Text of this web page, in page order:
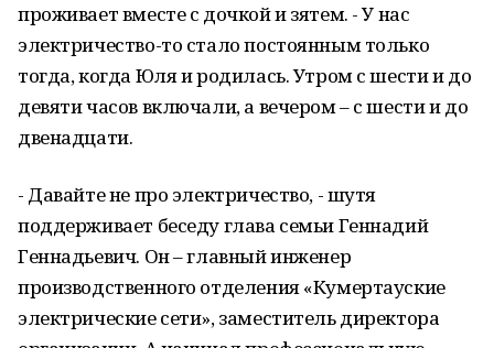
проживает вместе с дочкой и зятем. - У нас
электричество-то стало постоянным только
тогда, когда Юля и родилась. Утром с шести и до
девяти часов включали, а вечером – с шести и до
двенадцати.
- Давайте не про электричество, - шутя
поддерживает беседу глава семьи Геннадий
Геннадьевич. Он – главный инженер
производственного отделения «Кумертауские
электрические сети», заместитель директора